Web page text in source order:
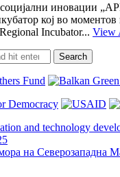
иновации
кој во моментов
Incubator... View
Search